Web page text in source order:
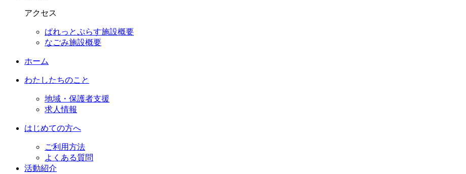
アクセス
ぱれっとぷらす施設概要
なごみ施設概要
ホーム
わたしたちのこと
地域・保護者支援
求人情報
はじめての方へ
ご利用方法
よくある質問
活動紹介